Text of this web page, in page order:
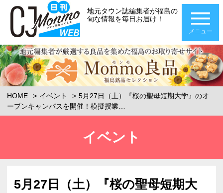
地元タウン誌編集者が福島の
旬な情報を毎日お届け！
メニュー
HOME イベント
5月27日（土）『桜の聖母短期大学』のオ
ープンキャンパスを開催！模擬授業…
イベント
5月27日（土）『桜の聖母短期大